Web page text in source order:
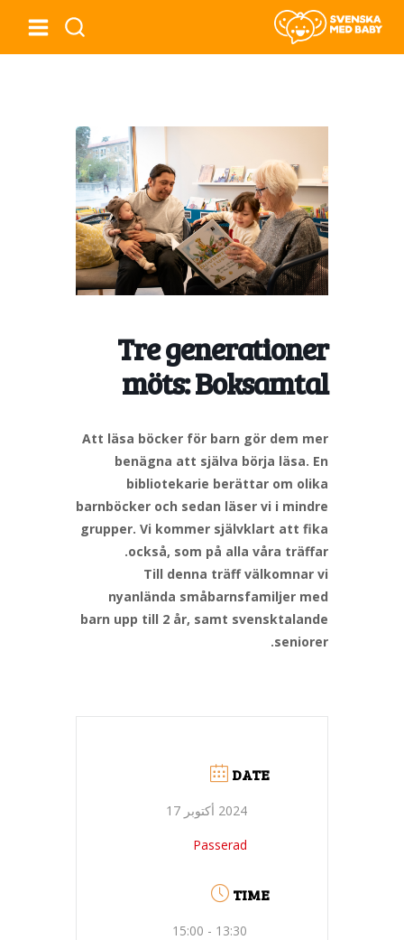
Tre generationer
möts: Boksamtal
Att läsa böcker för barn gör dem mer
benägna att själva börja läsa. En
bibliotekarie berättar om olika
barnböcker och sedan läser vi i mindre
grupper. Vi kommer självklart att fika
också, som på alla våra träffar.
Till denna träff välkomnar vi
nyanlända småbarnsfamiljer med
barn upp till 2 år, samt svensktalande
seniorer.
DATE
2024 أكتوبر 17
Passerad
TIME
13:30 - 15:00